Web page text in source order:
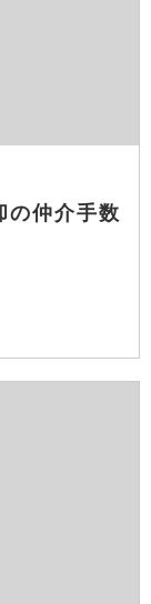
の仲介手数